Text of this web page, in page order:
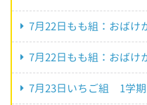
7月22日もも組：おば
7月22日もも組：おば
7月23日いちご組 1学期